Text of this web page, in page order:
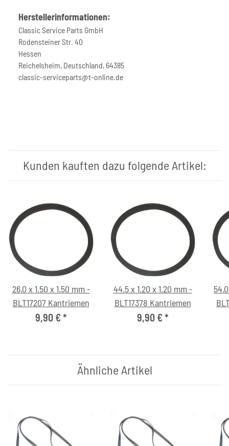
Herstellerinformationen:
Classic Service Parts GmbH
Rodensteiner Str. 40
Hessen
Reichelsheim, Deutschland, 64385
classic-serviceparts@t-online.de
Kunden kauften dazu folgende Artikel:
26.0 x 1.50 x 1.50 mm -
BLT17207 Kantriemen
9,90 €*
44.5 x 1.20 x 1.20 mm -
BLT17378 Kantriemen
9,90 €*
Ähnliche Artikel